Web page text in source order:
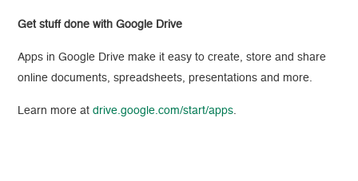
Get stuff done with Google Drive
Apps in Google Drive make it easy to create, store and share
online documents, spreadsheets, presentations and more.
Learn more atdrive.google.com/start/apps.